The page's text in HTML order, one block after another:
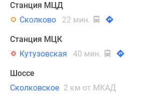
с
рациональными
решениями,
высокими
потолками
и
Станция МЦД
Сколково
22 мин.
Станция МЦК
Кутузовская
40 мин.
Шоссе
Сколковское 2 км от МКАД